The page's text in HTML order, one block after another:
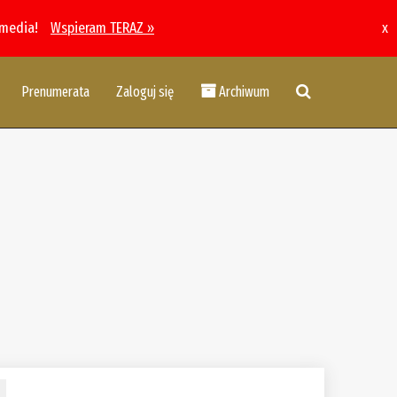
Wspieram TERAZ » x
Prenumerata Zaloguj się Archiwum